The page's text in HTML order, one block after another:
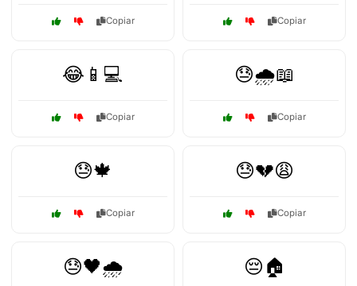
Copiar Copiar
😂📱💻
Copiar
😓🌧️📖
Copiar
😓🍁
Copiar
😓💔😩
Copiar
😓🖤🌧️ 😔🏠